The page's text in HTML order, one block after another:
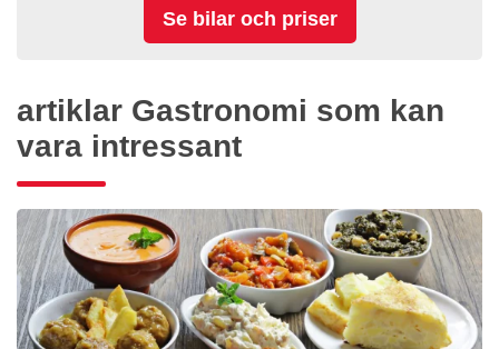
artiklar Gastronomi som kan
vara intressant